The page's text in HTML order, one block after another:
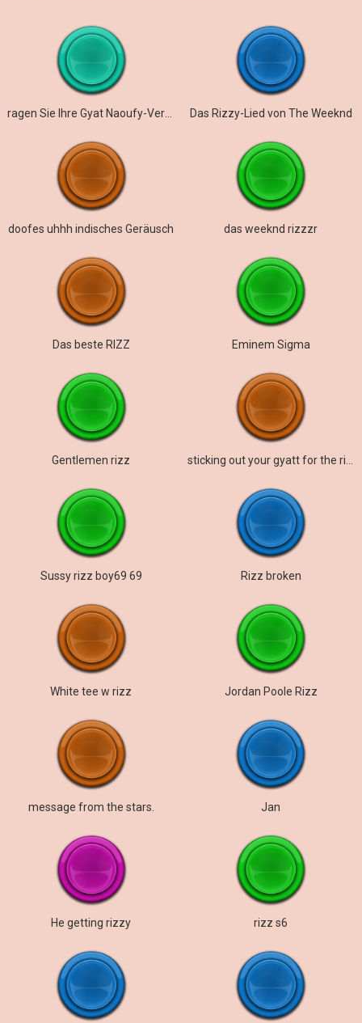
ragen Sie Ihre Gyat Naoufy-Version heraus Das Rizzy-Lied von The Weeknd
doofes uhhh indisches Geräusch das weeknd rizzzr
Das beste RIZZ Eminem Sigma
Gentlemen rizz
Sussy rizz boy69 69 Rizz broken
White tee w rizz Jordan Poole Rizz
message from the stars. Jan
He getting rizzy rizz s6